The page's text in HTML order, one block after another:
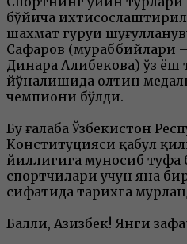
бўйича
шахмат гуруҳи
Сафаров (мураббийлари
Динара Алибекова) ўз ёш
йўналишида олтин
чемпиони бўлди.
Бу ғалаба Ўзбекистон
Конституцияси қабул
йиллигига муносиб туҳфа
спортчилари учун яна
сифатида тарихга
Балли, Азизбек! Янги